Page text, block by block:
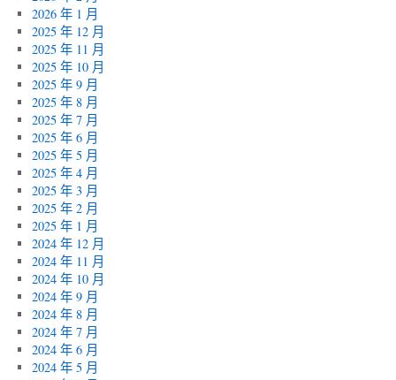
2026 年 1 月
2025 年 12 月
2025 年 11 月
2025 年 10 月
2025 年 9 月
2025 年 8 月
2025 年 7 月
2025 年 6 月
2025 年 5 月
2025 年 4 月
2025 年 3 月
2025 年 2 月
2025 年 1 月
2024 年 12 月
2024 年 11 月
2024 年 10 月
2024 年 9 月
2024 年 8 月
2024 年 7 月
2024 年 6 月
2024 年 5 月